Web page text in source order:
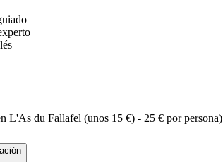
L'As du Fallafel (unos 15 €) - 25 € por persona)